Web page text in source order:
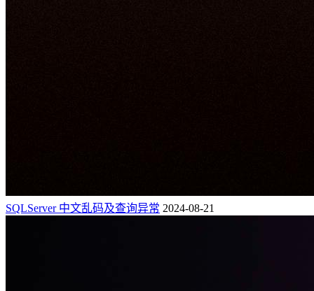
SQLServer 中文乱码及查询异常 2024-08-21